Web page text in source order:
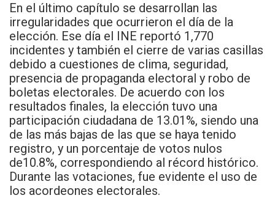
En el último capítulo se desarrollan las
irregularidades que ocurrieron el día de la
elección. Ese día el INE reportó 1,770
incidentes y también el cierre de varias casillas
debido a cuestiones de clima, seguridad,
presencia de propaganda electoral y robo de
boletas electorales. De acuerdo con los
resultados finales, la elección tuvo una
participación ciudadana de 13.01%, siendo una
de las más bajas de las que se haya tenido
registro, y un porcentaje de votos nulos
de10.8%, correspondiendo al récord histórico.
Durante las votaciones, fue evidente el uso de
los acordeones electorales.